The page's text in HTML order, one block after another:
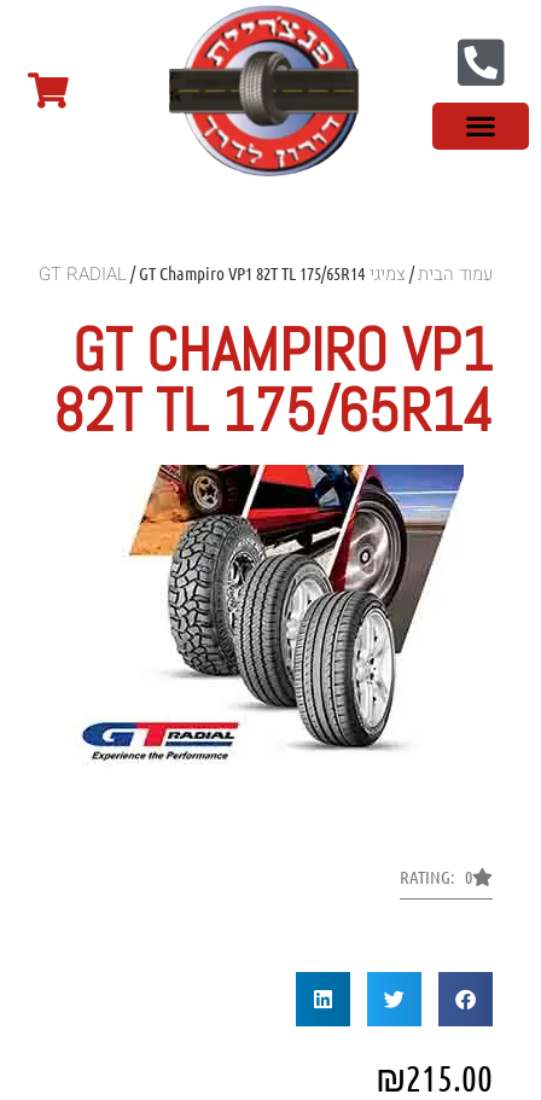
עמוד הבית/צמיגי GT RADIAL/ GT Champiro VP1 82T TL 175/65R14
GT CHAMPIRO VP1
82T TL 175/65R14
RATING: 0
₪215.00